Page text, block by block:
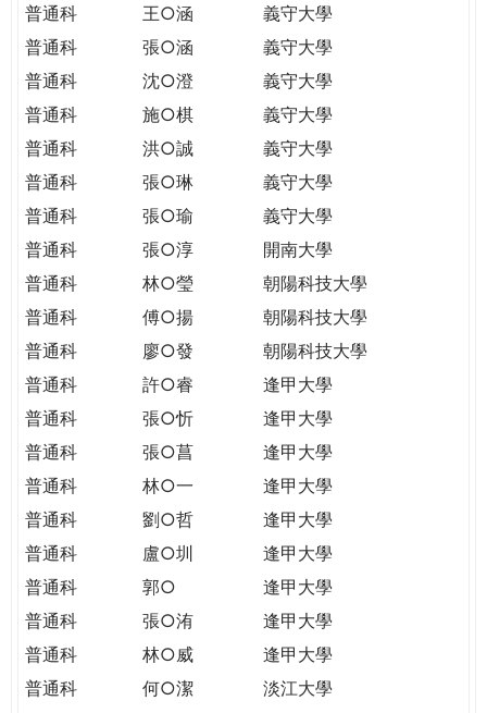
普通科
王○涵
義守大學
普通科
張○涵
義守大學
普通科
沈○澄
義守大學
普通科
施○棋
義守大學
普通科
洪○誠
義守大學
普通科
張○琳
義守大學
普通科
張○瑜
義守大學
普通科
張○淳
開南大學
普通科
林○瑩
朝陽科技大學
普通科
傅○揚
朝陽科技大學
普通科
廖○發
朝陽科技大學
普通科
許○睿
逢甲大學
普通科
張○忻
逢甲大學
普通科
張○菖
逢甲大學
普通科
林○一
逢甲大學
普通科
劉○哲
逢甲大學
普通科
盧○圳
逢甲大學
普通科
郭○
逢甲大學
普通科
張○洧
逢甲大學
普通科
林○威
逢甲大學
普通科
何○潔
淡江大學